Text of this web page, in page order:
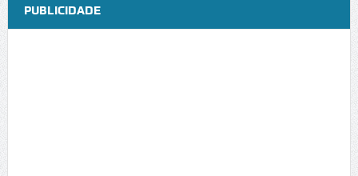
PUBLICIDADE